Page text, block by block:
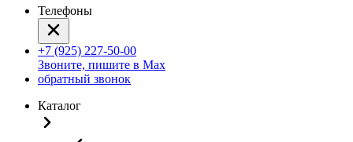
Телефоны
+7 (925) 227-50-00
Звоните, пишите в Max
обратный звонок
Каталог